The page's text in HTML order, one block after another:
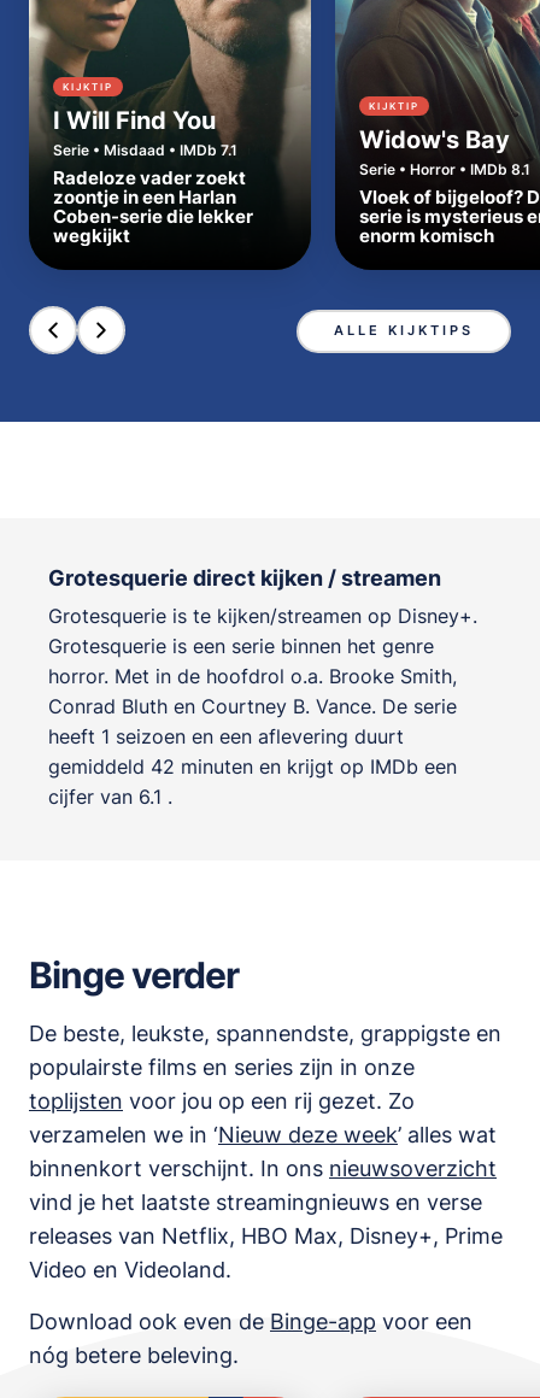
KIJKTIP
I Will Find You
Serie • Misdaad • IMDb 7.1
Radeloze vader zoekt
zoontje in een Harlan
Coben-serie die lekker
wegkijkt
KIJKTIP
Widow's Bay
Serie • Horror • IMDb 8.1
Vloek of bijgeloof?
serie is mysterieus
enorm komisch
ALLE KIJKTIPS
Grotesquerie direct kijken / streamen
Grotesquerie is te kijken/streamen op Disney+.
Grotesquerie is een serie binnen het genre
horror. Met in de hoofdrol o.a. Brooke Smith,
Conrad Bluth en Courtney B. Vance. De serie
heeft 1 seizoen en een aflevering duurt
gemiddeld 42 minuten en krijgt op IMDb een
cijfer van 6.1 .
Binge verder
De beste, leukste, spannendste, grappigste en
populairste films en series zijn in onze
toplijsten voor jou op een rij gezet. Zo
verzamelen we in ‘Nieuw deze week’ alles wat
binnenkort verschijnt. In ons nieuwsoverzicht
vind je het laatste streamingnieuws en verse
releases van Netflix, HBO Max, Disney+, Prime
Video en Videoland.
Download ook even de Binge-app voor een
nóg betere beleving.